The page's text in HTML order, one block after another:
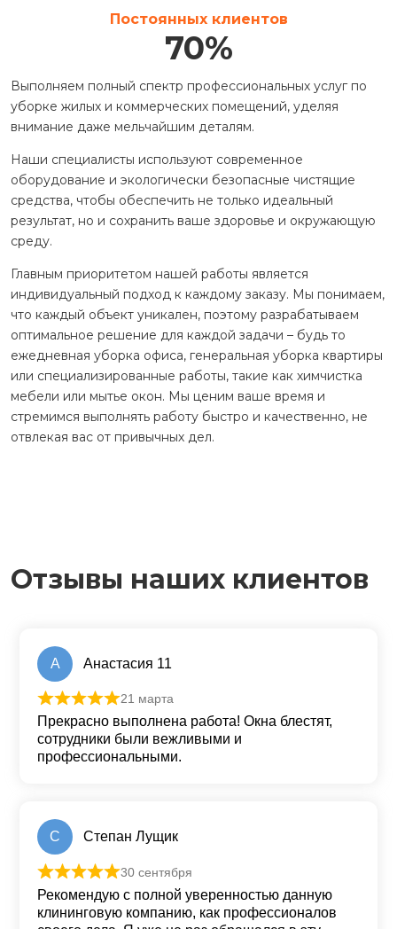
Постоянных клиентов
70%
Выполняем полный спектр профессиональных услуг по
уборке жилых и коммерческих помещений, уделяя
внимание даже мельчайшим деталям.
Наши специалисты используют современное
оборудование и экологически безопасные чистящие
средства, чтобы обеспечить не только идеальный
результат, но и сохранить ваше здоровье и окружающую
среду.
Главным приоритетом нашей работы является
индивидуальный подход к каждому заказу. Мы понимаем,
что каждый объект уникален, поэтому разрабатываем
оптимальное решение для каждой задачи – будь то
ежедневная уборка офиса, генеральная уборка квартиры
или специализированные работы, такие как химчистка
мебели или мытье окон. Мы ценим ваше время и
стремимся выполнять работу быстро и качественно, не
отвлекая вас от привычных дел.
Отзывы наших клиентов
А Анастасия 11
Оценка из 5
21 марта
Прекрасно выполнена работа! Окна блестят,
сотрудники были вежливыми и
профессиональными.
С Степан Лущик
Оценка
30 сентября
Рекомендую с полной уверенностью данную
клининговую компанию, как профессионалов